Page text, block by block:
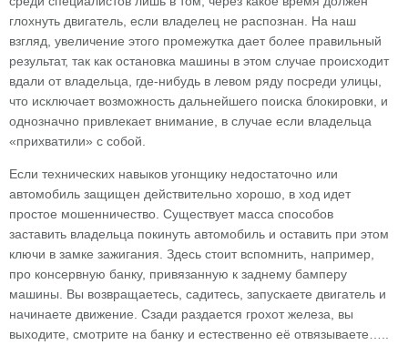
глохнуть двигатель, если владелец не распознан. На наш
взгляд, увеличение этого промежутка дает более правильный
результат, так как остановка машины в этом случае происходит
вдали от владельца, где-нибудь в левом ряду посреди улицы,
что исключает возможность дальнейшего поиска блокировки, и
однозначно привлекает внимание, в случае если владельца
«прихватили» с собой.
Если технических навыков угонщику недостаточно или
автомобиль защищен действительно хорошо, в ход идет
простое мошенничество. Существует масса способов
заставить владельца покинуть автомобиль и оставить при этом
ключи в замке зажигания. Здесь стоит вспомнить, например,
про консервную банку, привязанную к заднему бамперу
машины. Вы возвращаетесь, садитесь, запускаете двигатель и
начинаете движение. Сзади раздается грохот железа, вы
выходите, смотрите на банку и естественно её отвязываете…..